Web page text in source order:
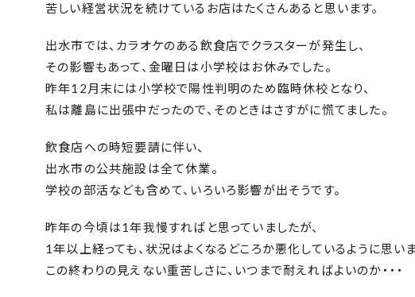
苦しい経営状況を続けているお店はたくさんあると思います。
出水市では、カラオケのある飲食店でクラスターが発生し、
その影響もあって、金曜日は小学校はお休みでした。
昨年12月末には小学校で陽性判明のため臨時休校となり、
私は離島に出張中だったので、そのときはさすがに慌てました。
飲食店への時短要請に伴い、
出水市の公共施設は全て休業。
学校の部活なども含めて、いろいろ影響が出そうです。
昨年の今頃は1年我慢すればと思っていましたが、
1年以上経っても、状況はよくなるどころか悪化しているように思いま
この終わりの見えない重苦しさに、いつまで耐えればよいのか・・・